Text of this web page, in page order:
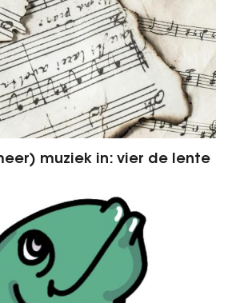
muziek in: vier de lente